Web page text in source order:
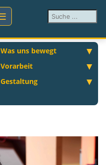
Suchen ...
Was uns bewegt
Vorarbeit
Gestaltung